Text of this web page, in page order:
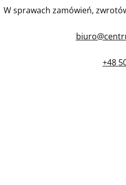
W sprawach zamówień,
+48